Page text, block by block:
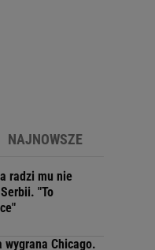
NAJNOWSZE
radzi mu nie
"To
wygrana Chicago.